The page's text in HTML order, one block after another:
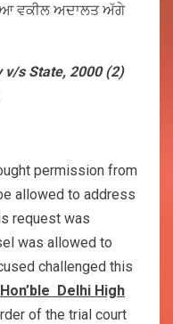
ਵਕੀਲ ਅਦਾਲਤ ਅੱਗੇ
v/s State, 2000 (2)
permission from
allowed to address
request was
was allowed to
challenged this
Hon’ble Delhi High
of the trial court